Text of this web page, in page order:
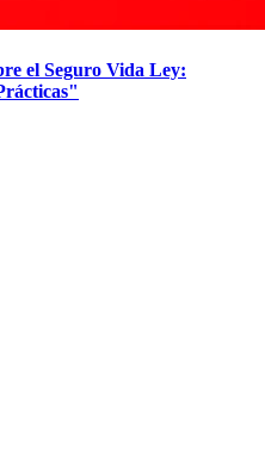
el Seguro Vida Ley: